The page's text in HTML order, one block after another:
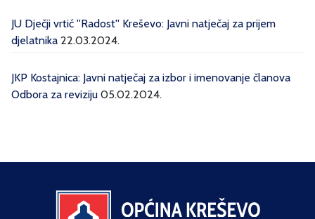
JU Dječji vrtić ''Radost'' Kreševo: Javni natječaj za prijem
djelatnika 22.03.2024.
JKP Kostajnica: Javni natječaj za izbor i imenovanje članova
Odbora za reviziju 05.02.2024.